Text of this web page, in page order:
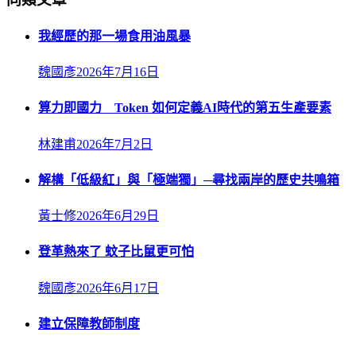
我經歷的那一場食用油風暴
魏國彥2026年7月16日
算力即國力 Token 如何定義AI時代的第五生產要素
林建甫2026年7月2日
解構「低級紅」與「極端獨」─尋找兩岸的歷史共鳴箱
黃士修2026年6月29日
登革熱來了 蚊子比鼠更可怕
魏國彥2026年6月17日
建立保障教師制度